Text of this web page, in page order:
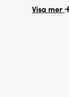
Göta
Visa mer